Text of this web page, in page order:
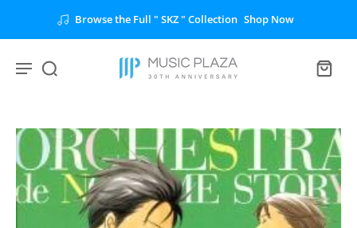
Browse the Full " SKZ " Collection Shop Now